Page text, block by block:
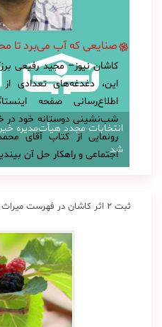
انتخابات مجدد هیأت‌مدیره
شد
صنایعی که آب می‌برد تا
کاشان نیوز– مجید رفیعی
این، دغدغه‌های تعدادی
اطلاع‌رسانی صفحه
شب‌نشینی دوستانه خود در
رونمایی از کتاب آقای
اجتماعی و راهکار حل آن
ثبت ۲ اثر کاشان در فهرست میراث ناملموس